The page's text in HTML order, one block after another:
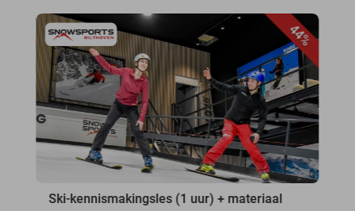
44%
Ski-kennismakingsles (1 uur) + materiaal